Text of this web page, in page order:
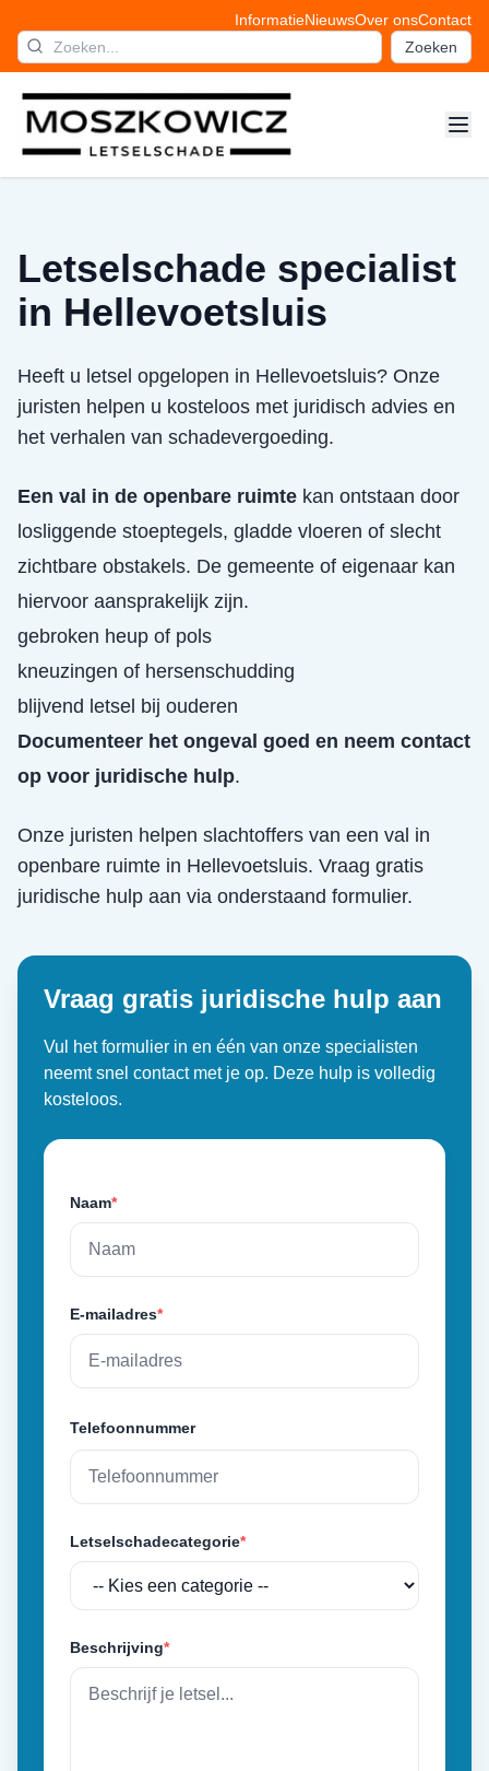
InformatieNieuwsOver onsContact
Zoeken
Letselschade specialist
in Hellevoetsluis
Heeft u letsel opgelopen in Hellevoetsluis? Onze
juristen helpen u kosteloos met juridisch advies en
het verhalen van schadevergoeding.
Een val in de openbare ruimte kan ontstaan door
losliggende stoeptegels, gladde vloeren of slecht
zichtbare obstakels. De gemeente of eigenaar kan
hiervoor aansprakelijk zijn.
gebroken heup of pols
kneuzingen of hersenschudding
blijvend letsel bij ouderen
Documenteer het ongeval goed en neem contact
op voor juridische hulp.
Onze juristen helpen slachtoffers van een val in
openbare ruimte in Hellevoetsluis. Vraag gratis
juridische hulp aan via onderstaand formulier.
Vraag gratis juridische hulp aan
Vul het formulier in en één van onze specialisten
neemt snel contact met je op. Deze hulp is volledig
kosteloos.
Naam*
E-mailadres*
Telefoonnummer
Letselschadecategorie*
Beschrijving*